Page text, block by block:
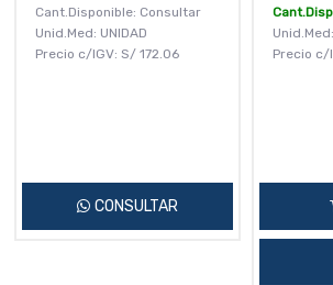
Cant.Disponible: Consultar
Unid.Med: UNIDAD
Precio c/IGV: S/ 172.06
CONSULTAR
Precio c/